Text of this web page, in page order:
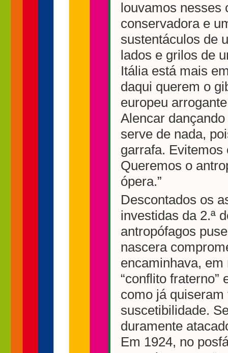
louvamos
conservadora e
sustentáculos de
lados e grilos de
Itália está mais
daqui querem o
europeu
Alencar
serve de nada,
garrafa. Evitemos
Queremos o
ópera.”
Descontados os
investidas da 2.ª
antropófagos
nascera
encaminhava,
“conflito
como já
suscetibilidade.
duramente
Em 1924, no